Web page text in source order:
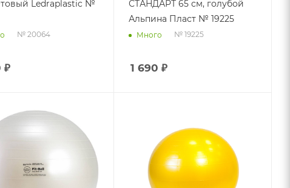
Ledraplastic №
№ 20064
₽
СТАНДАРТ 65 см, голубой
Альпина Пласт № 19225
Много № 19225
1 690 ₽